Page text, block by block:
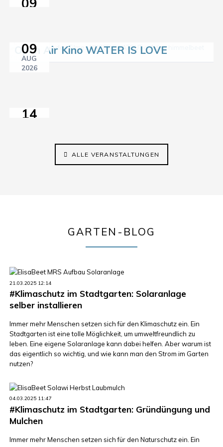
09
09
AUG
2026
Open Air Kino WATER IS LOVE
14
Sprach-
Café
ALLE VERANSTALTUNGEN
GARTEN-BLOG
21.03.2025 12:14
#Klimaschutz im Stadtgarten: Solaranlage
selber installieren
Immer mehr Menschen setzen sich für den Klimaschutz ein. Ein
Stadtgarten ist eine tolle Möglichkeit, um umweltfreundlich zu
leben. Eine eigene Solaranlage kann dabei helfen. Aber warum ist
das eigentlich so wichtig, und wie kann man den Strom im Garten
nutzen?
04.03.2025 11:47
#Klimaschutz im Stadtgarten: Gründüngung und
Mulchen
Immer mehr Menschen setzen sich für den Naturschutz ein. Ein